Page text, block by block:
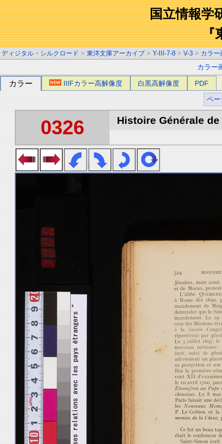
国立情報学
『
ディジタル・シルクロード > 東洋文庫アーカイブ > Y-III-7-8 > V-3 > カラー
カラー
カラー IIIFカラー高解像度 白黒高解像度 PDF
ペー
0326 Histoire Générale